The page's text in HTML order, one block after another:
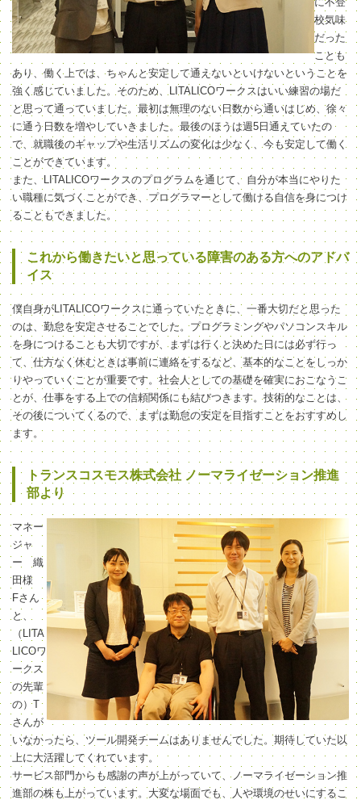
校気味
だった
ことも
あり、働く上では、ちゃんと安定して通えないといけないということを
強く感じていました。そのため、LITALICOワークスはいい練習の場だ
と思って通っていました。最初は無理のない日数から通いはじめ、徐々
に通う日数を増やしていきました。最後のほうは週5日通えていたの
で、就職後のギャップや生活リズムの変化は少なく、今も安定して働く
ことができています。
また、LITALICOワークスのプログラムを通じて、自分が本当にやりた
い職種に気づくことができ、プログラマーとして働ける自信を身につけ
ることもできました。
これから働きたいと思っている障害のある方へのアドバ
イス
僕自身がLITALICOワークスに通っていたときに、一番大切だと思った
のは、勤怠を安定させることでした。プログラミングやパソコンスキル
を身につけることも大切ですが、まずは行くと決めた日には必ず行っ
て、仕方なく休むときは事前に連絡をするなど、基本的なことをしっか
りやっていくことが重要です。社会人としての基礎を確実におこなうこ
とが、仕事をする上での信頼関係にも結びつきます。技術的なことは、
その後についてくるので、まずは勤怠の安定を目指すことをおすすめし
ます。
トランスコスモス株式会社 ノーマライゼーション推進
部より
マネー
ジャ
ー 織
田様
Fさん
と、
（LITA
LICOワ
ークス
の先輩
の）T
さんが
いなかったら、ツール開発チームはありませんでした。期待していた以
上に大活躍してくれています。
サービス部門からも感謝の声が上がっていて、ノーマライゼーション推
進部の株も上がっています。大変な場面でも、人や環境のせいにするこ